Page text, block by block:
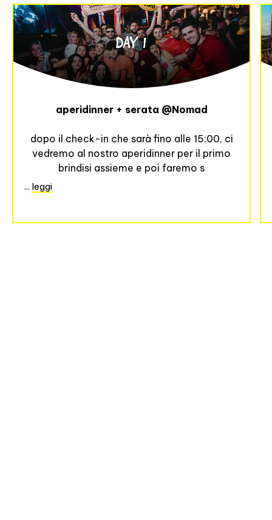
DAY 1
aperidinner + serata @Nomad
dopo il check-in che sarà fino alle 15:00, ci
vedremo al nostro aperidinner per il primo
brindisi assieme e poi faremo s
... leggi